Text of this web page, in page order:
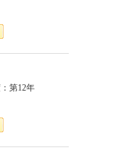
第12年